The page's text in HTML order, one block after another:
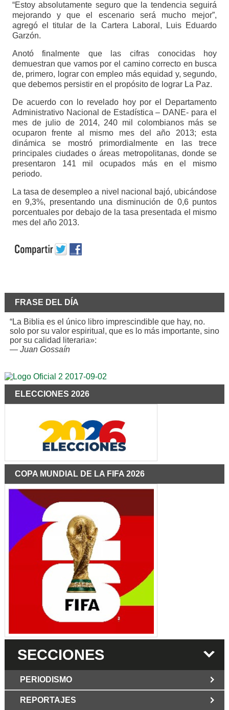
“Estoy absolutamente seguro que la tendencia seguirá
mejorando y que el escenario será mucho mejor”,
agregó el titular de la Cartera Laboral, Luis Eduardo
Garzón.
Anotó finalmente que las cifras conocidas hoy
demuestran que vamos por el camino correcto en busca
de, primero, lograr con empleo más equidad y, segundo,
que debemos persistir en el propósito de lograr La Paz.
De acuerdo con lo revelado hoy por el Departamento
Administrativo Nacional de Estadística – DANE- para el
mes de julio de 2014, 240 mil colombianos más se
ocuparon frente al mismo mes del año 2013; esta
dinámica se mostró primordialmente en las trece
principales ciudades o áreas metropolitanas, donde se
presentaron 141 mil ocupados más en el mismo
periodo.
La tasa de desempleo a nivel nacional bajó, ubicándose
en 9,3%, presentando una disminución de 0,6 puntos
porcentuales por debajo de la tasa presentada el mismo
mes del año 2013.
FRASE DEL DÍA
“La Biblia es el único libro imprescindible que hay, no.
solo por su valor espiritual, que es lo más importante, sino
por su calidad literaria»:
— Juan Gossaín
ELECCIONES 2026
COPA MUNDIAL DE LA FIFA 2026
SECCIONES
PERIODISMO
REPORTAJES